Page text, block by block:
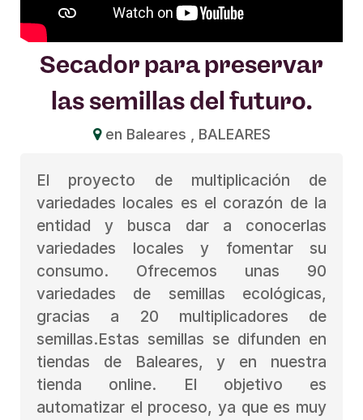
Secador para preservar
las semillas del futuro.
en Baleares , BALEARES
El proyecto de multiplicación de
variedades locales es el corazón de la
entidad y busca dar a conocerlas
variedades locales y fomentar su
consumo. Ofrecemos unas 90
variedades de semillas ecológicas,
gracias a 20 multiplicadores de
semillas.Estas semillas se difunden en
tiendas de Baleares, y en nuestra
tienda online. El objetivo es
automatizar el proceso, ya que es muy